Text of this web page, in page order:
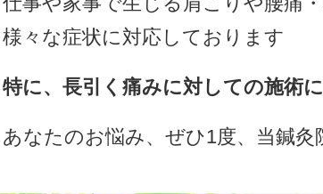
様々な症状に対応しております
特に、長引く痛みに対しての施術
あなたのお悩み、ぜひ1度、当鍼灸